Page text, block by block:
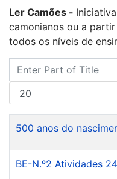
Ler Camões -
camonianos ou a
todos os níveis de
Enter Part of Title
Display #
500 anos do
BE-N.º2 Atividades